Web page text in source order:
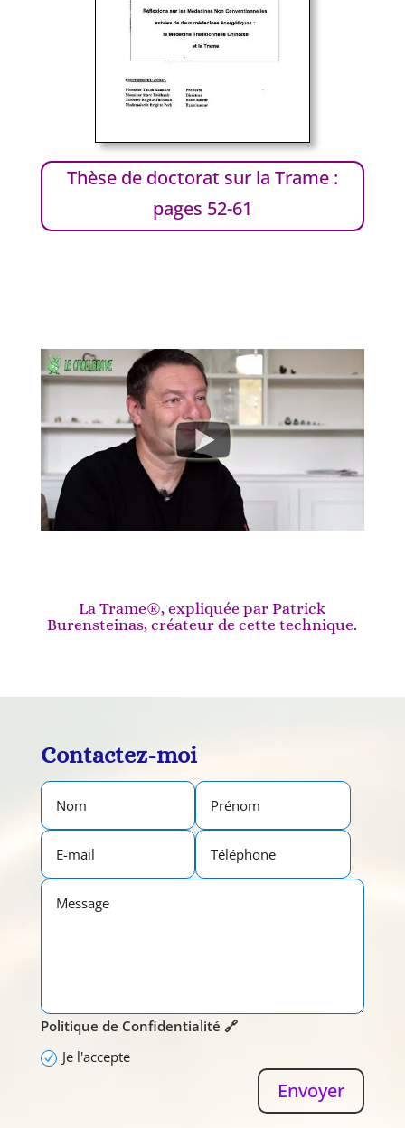
Thèse de doctorat sur la Trame :
pages 52-61
La Trame®, expliquée par Patrick
Burensteinas, créateur de cette technique.
Contactez-moi
Politique de Confidentialité 🔗
Je l'accepte
Envoyer